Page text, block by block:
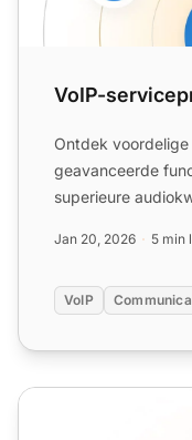
VoIP-
Ontdek
geavanceerde
superieure
Jan 20, 2026 5 min
VoIP
Mobiele VoIP